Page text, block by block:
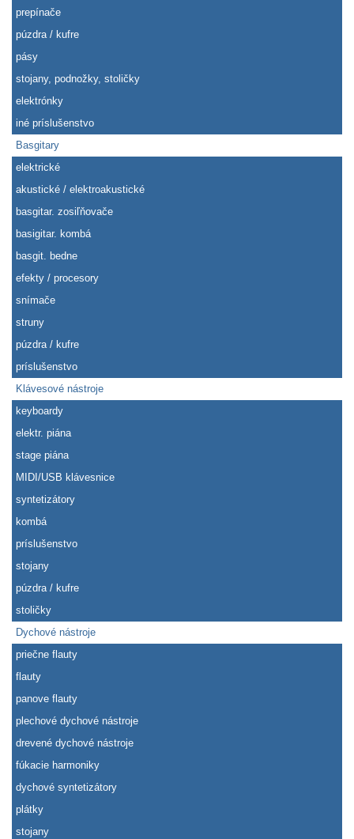
prepínače
púzdra / kufre
pásy
stojany, podnožky, stoličky
elektrónky
iné príslušenstvo
Basgitary
elektrické
akustické / elektroakustické
basgitar. zosiľňovače
basigitar. kombá
basgit. bedne
efekty / procesory
snímače
struny
púzdra / kufre
príslušenstvo
Klávesové nástroje
keyboardy
elektr. piána
stage piána
MIDI/USB klávesnice
syntetizátory
kombá
príslušenstvo
stojany
púzdra / kufre
stoličky
Dychové nástroje
priečne flauty
flauty
panove flauty
plechové dychové nástroje
drevené dychové nástroje
fúkacie harmoniky
dychové syntetizátory
plátky
stojany